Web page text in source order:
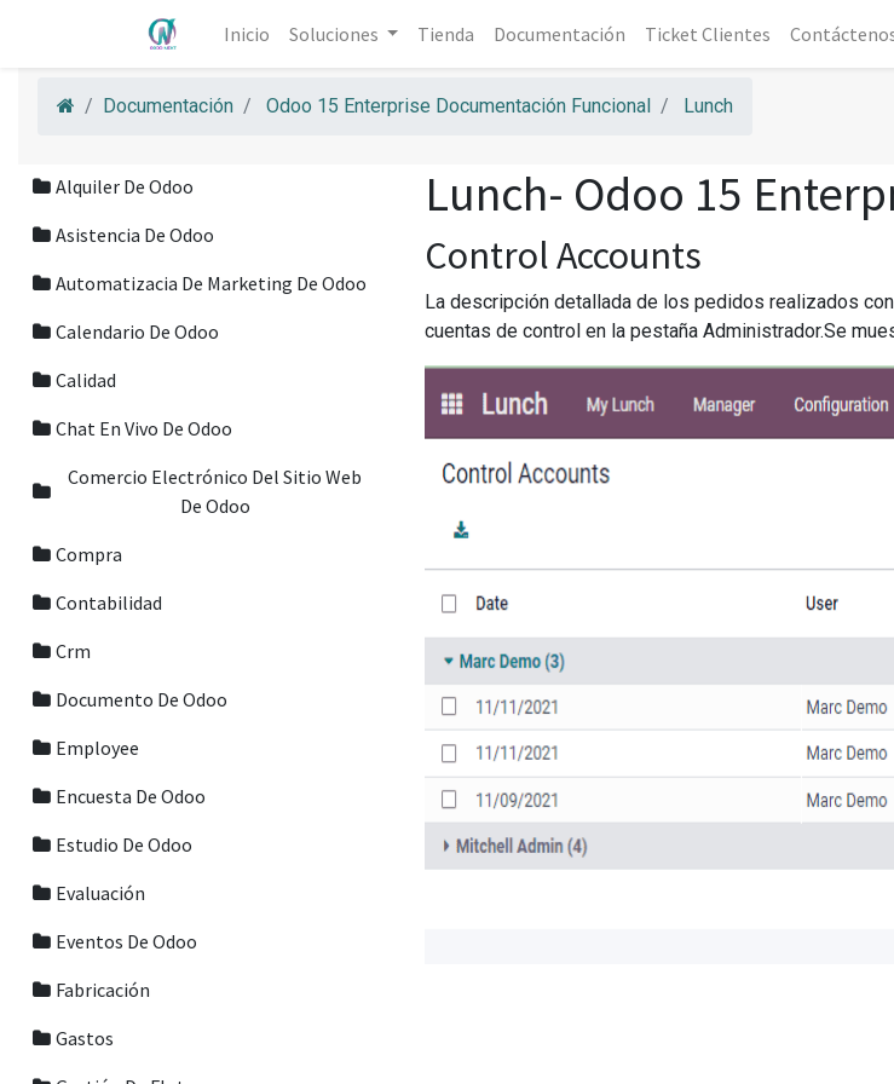
Inicio Soluciones Tienda Documentación Ticket Clientes
Documentación Odoo 15 Enterprise Documentación Funcional Lunch
Alquiler De Odoo
Asistencia De Odoo
Automatizacia De Marketing De Odoo
Calendario De Odoo
Calidad
Chat En Vivo De Odoo
Comercio Electrónico Del Sitio Web
De Odoo
Compra
Contabilidad
Crm
Documento De Odoo
Employee
Encuesta De Odoo
Estudio De Odoo
Evaluación
Eventos De Odoo
Fabricación
Gastos
Lunch- Odoo 15
Control Accounts
La descripción detallada de los pedidos realizados
cuentas de control en la pestaña Administrador.Se